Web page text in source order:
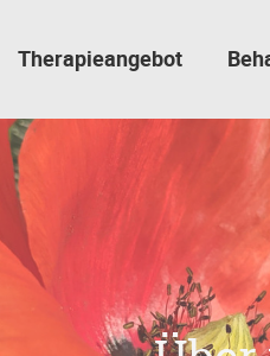
Therapieangebot